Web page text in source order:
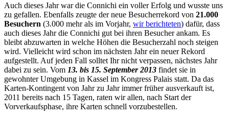
Auch dieses Jahr war die Connichi ein voller Erfolg und wusste uns
zu gefallen. Ebenfalls zeugte der neue Besucherrekord von 21.000
Besuchern (3.000 mehr als im Vorjahr, wir berichteten) dafür, dass
auch dieses Jahr die Connichi gut bei ihren Besucher ankam. Es
bleibt abzuwarten in welche Höhen die Besucherzahl noch steigen
wird. Vielleicht wird schon im nächsten Jahr ein neuer Rekord
aufgestellt. Auf jeden Fall solltet Ihr nicht verpassen, nächstes Jahr
dabei zu sein. Vom 13. bis 15. September 2013 findet sie in
gewohnter Umgebung in Kassel im Kongress Palais statt. Da das
Karten-Kontingent von Jahr zu Jahr immer früher ausverkauft ist,
2011 bereits nach 15 Tagen, raten wir allen, nach Start der
Vorverkaufsphase, ihre Karten schnell vorzubestellen.